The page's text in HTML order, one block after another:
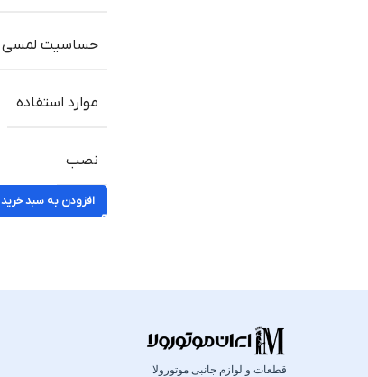
حساسیت لمسی
موارد استفاده
نصب
افزودن به سبد خرید
قطعات و لوازم جانبی موتورولا